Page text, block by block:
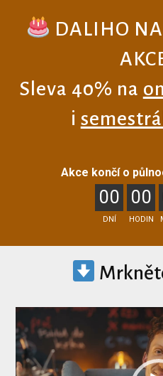
DALIHO
Sleva 40% na
i
Akce končí o
00
DNÍ
00
HODIN
Video
přehrávač